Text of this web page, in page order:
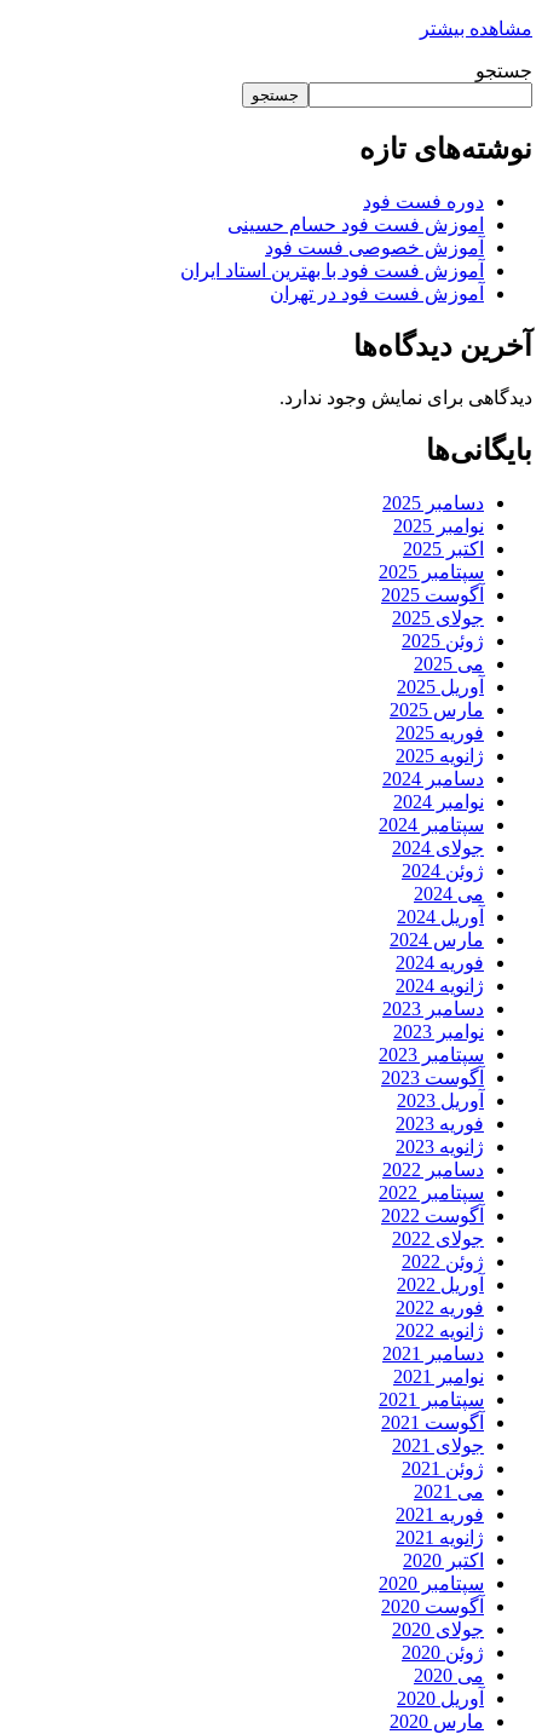
مشاهده بیشتر
جستجو
جستجو
نوشته‌های تازه
دوره فست فود
اموزش فست فود حسام حسینی
آموزش خصوصی فست فود
آموزش فست فود با بهترین استاد ایران
آموزش فست فود در تهران
آخرین دیدگاه‌ها
دیدگاهی برای نمایش وجود ندارد.
بایگانی‌ها
دسامبر 2025
نوامبر 2025
اکتبر 2025
سپتامبر 2025
آگوست 2025
جولای 2025
ژوئن 2025
می 2025
آوریل 2025
مارس 2025
فوریه 2025
ژانویه 2025
دسامبر 2024
نوامبر 2024
سپتامبر 2024
جولای 2024
ژوئن 2024
می 2024
آوریل 2024
مارس 2024
فوریه 2024
ژانویه 2024
دسامبر 2023
نوامبر 2023
سپتامبر 2023
آگوست 2023
آوریل 2023
فوریه 2023
ژانویه 2023
دسامبر 2022
سپتامبر 2022
آگوست 2022
جولای 2022
ژوئن 2022
آوریل 2022
فوریه 2022
ژانویه 2022
دسامبر 2021
نوامبر 2021
سپتامبر 2021
آگوست 2021
جولای 2021
ژوئن 2021
می 2021
فوریه 2021
ژانویه 2021
اکتبر 2020
سپتامبر 2020
آگوست 2020
جولای 2020
ژوئن 2020
می 2020
آوریل 2020
مارس 2020